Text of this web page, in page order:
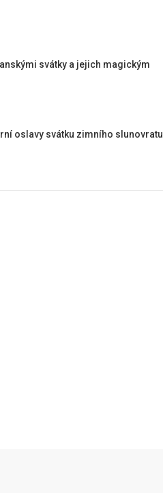
svátky a jejich magickým
oslavy svátku zimního slunovratu